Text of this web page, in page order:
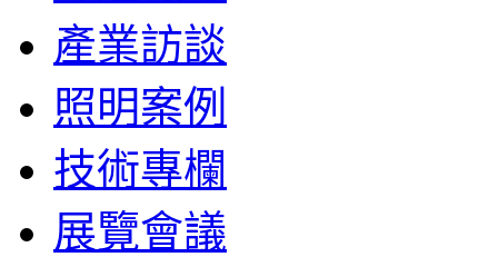
產業訪談
照明案例
技術專欄
展覽會議